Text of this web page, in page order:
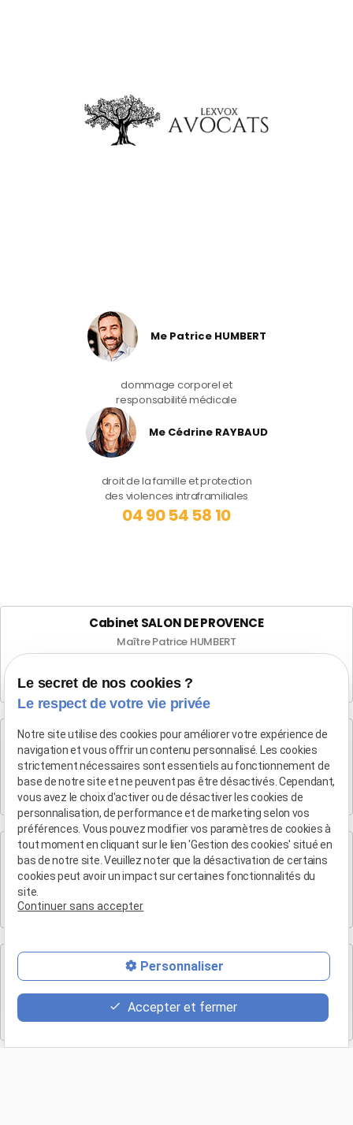
Me Patrice HUMBERT
dommage corporel et
responsabilité médicale
Me Cédrine RAYBAUD
droit de la famille et protection
des violences intraframiliales
04 90 54 58 10
Cabinet SALON DE PROVENCE
Maître Patrice HUMBERT
13300 SALON-DE-PROVENCE
Cabinet d'Aix-en-Provence
Maître Patrice HUMBERT
4 rue du Quatre-Septembre
13100 AIX EN PROVENCE
Cabinet de Marseille
Maître Patrice HUMBERT
13015 MARSEILLE
Cabinet de Marse
Maître Patrice HUMBERT
Eden B, 1 bis Rue Antoine de Saint-Exupéry Batiment l
13700 Marignane
Le secret de nos cookies ?
Le respect de votre vie privée
Notre site utilise des cookies pour améliorer votre expérience de
navigation et vous offrir un contenu personnalisé. Les cookies
strictement nécessaires sont essentiels au fonctionnement de
base de notre site et ne peuvent pas être désactivés. Cependant,
vous avez le choix d'activer ou de désactiver les cookies de
personnalisation, de performance et de marketing selon vos
préférences. Vous pouvez modifier vos paramètres de cookies à
tout moment en cliquant sur le lien 'Gestion des cookies' situé en
bas de notre site. Veuillez noter que la désactivation de certains
cookies peut avoir un impact sur certaines fonctionnalités du
site.
Continuer sans accepter
Personnaliser
Accepter et fermer